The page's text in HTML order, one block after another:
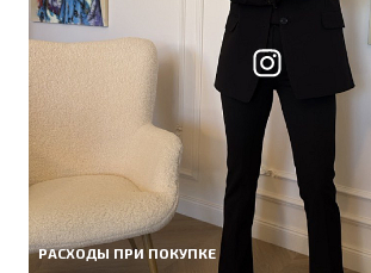
РАСХОДЫ ПРИ ПОКУПКЕ